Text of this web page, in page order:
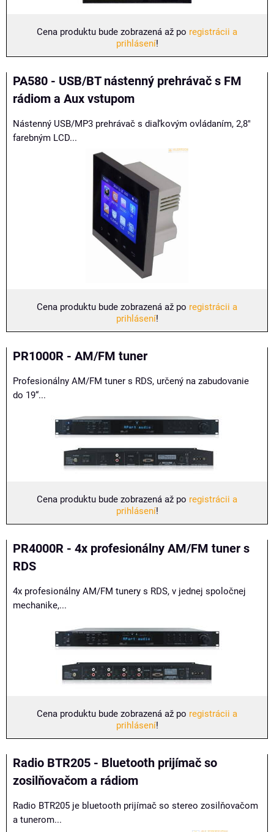
Cena produktu bude zobrazená až po registrácii a
prihlásení!
PA580 - USB/BT nástenný prehrávač s FM
rádiom a Aux vstupom
Nástenný USB/MP3 prehrávač s diaľkovým ovládaním, 2,8"
farebným LCD...
Cena produktu bude zobrazená až po registrácii a
prihlásení!
PR1000R - AM/FM tuner
Profesionálny AM/FM tuner s RDS, určený na zabudovanie
do 19“...
Cena produktu bude zobrazená až po registrácii a
prihlásení!
PR4000R - 4x profesionálny AM/FM tuner s
RDS
4x profesionálny AM/FM tunery s RDS, v jednej spoločnej
mechanike,...
Cena produktu bude zobrazená až po registrácii a
prihlásení!
Radio BTR205 - Bluetooth prijímač so
zosilňovačom a rádiom
Radio BTR205 je bluetooth prijímač so stereo zosilňovačom
a tunerom...